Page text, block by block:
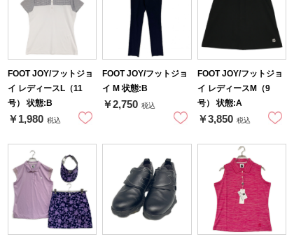
FOOT JOY/フットジョ
イ レディースL（11
号） 状態:B
￥1,980 税込
FOOT JOY/フットジョ
イ M 状態:B
￥2,750 税込
FOOT JOY/フットジョ
イ レディースM（9
号） 状態:A
￥3,850 税込